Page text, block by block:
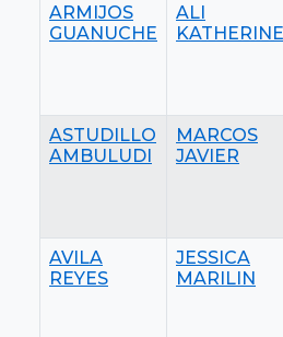
ARMIJOS
GUANUCHE
ALI
KATHERINE
ASTUDILLO
AMBULUDI
MARCOS
JAVIER
AVILA
REYES
JESSICA
MARILIN